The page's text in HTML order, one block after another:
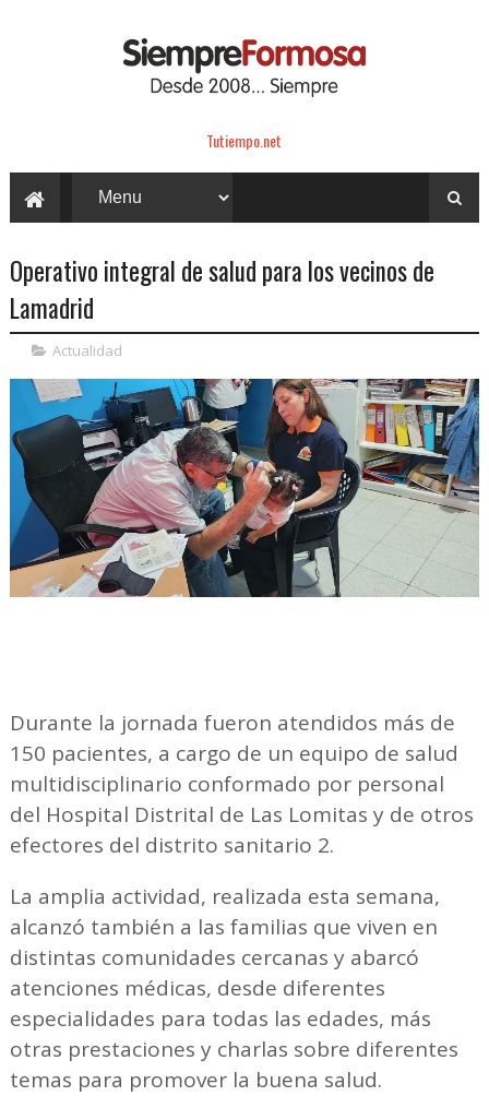
Tutiempo.net
Operativo integral de salud para los vecinos de
Lamadrid
Actualidad
Durante la jornada fueron atendidos más de
150 pacientes, a cargo de un equipo de salud
multidisciplinario conformado por personal
del Hospital Distrital de Las Lomitas y de otros
efectores del distrito sanitario 2.
La amplia actividad, realizada esta semana,
alcanzó también a las familias que viven en
distintas comunidades cercanas y abarcó
atenciones médicas, desde diferentes
especialidades para todas las edades, más
otras prestaciones y charlas sobre diferentes
temas para promover la buena salud.